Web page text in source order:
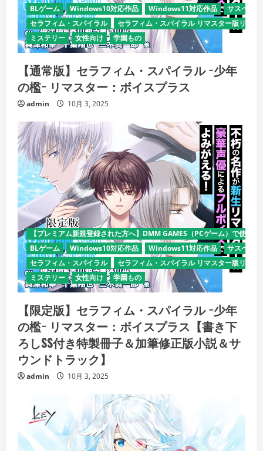
BLゲーム
Windows10対応作品 Windows11対応作品
サスペンス
セラフィム・スパイラル
セラフィム・スパイラル リマスター版リリ
ミステリー
女性向け 学園もの
【通常版】セラフィム・スパイラル −少年
の檻− リマスター：ボイスプラス
admin 10月 3, 2025
【プレミアム新規登録された方へ】DMM GAMES（PCゲーム）で使え
BLゲーム
Windows10対応作品 Windows11対応作品
サスペンス
セラフィム・スパイラル
セラフィム・スパイラル リマスター版リリ
ミステリー
女性向け 学園もの
【限定版】セラフィム・スパイラル −少年
の檻− リマスター：ボイスプラス【書き下
ろしSS付き特製冊子＆加筆修正版小説＆サ
ウンドトラック】
admin 10月 3, 2025